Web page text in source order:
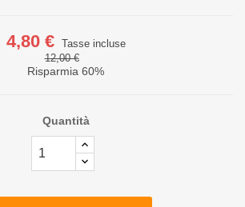
4,80 €
Tasse incluse
12,00 €
Risparmia 60%
Quantità